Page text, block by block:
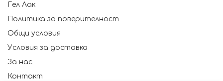
Гел Лак
Политика за поверителност
Общи условия
Условия за доставка
За нас
Контакт